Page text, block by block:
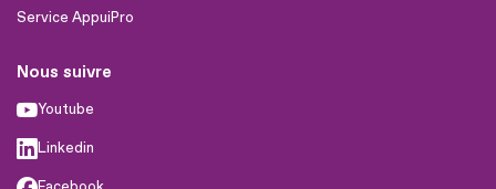
Service AppuiPro
Nous suivre
Youtube
Linkedin